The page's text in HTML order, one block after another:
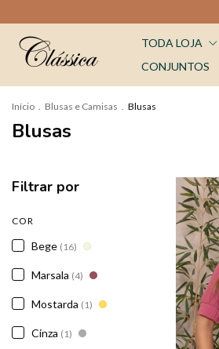
TODA LOJA
CONJUNTOS
Início . Blusas e Camisas . Blusas
Blusas
Filtrar por
COR
Bege (16)
Marsala (4)
Mostarda (1)
Cinza (1)